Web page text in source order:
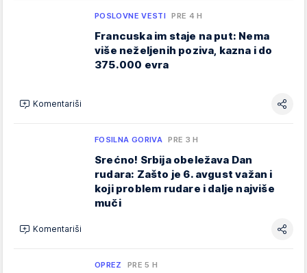
POSLOVNE VESTI PRE 4 H
Francuska im staje na put: Nema
više neželjenih poziva, kazna i do
375.000 evra
Komentariši
FOSILNA GORIVA PRE 3 H
Srećno! Srbija obeležava Dan
rudara: Zašto je 6. avgust važan i
koji problem rudare i dalje najviše
muči
Komentariši
OPREZ PRE 5 H